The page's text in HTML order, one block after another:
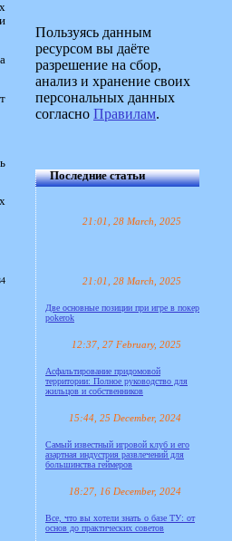
Пользуясь данным
ресурсом вы даёте
разрешение на сбор,
анализ и хранение своих
персональных данных
согласно Правилам.
Последние статьи
21:01, 28 March, 2025
21:01, 28 March, 2025
Две основные позиции при игре в покер
pokerok
12:37, 27 February, 2025
Асфальтирование придомовой
территории: Полное руководство для
жильцов и собственников
15:44, 25 December, 2024
Самый известный игровой клуб и его
азартная индустрия развлечений для
большинства геймеров
18:27, 16 December, 2024
Все, что вы хотели знать о базе ТУ: от
основ до практических советов